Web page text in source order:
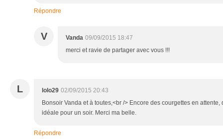
Répondre
V Vanda 09/09/2015 18:47
merci et ravie de partager avec vous !!!
L lolo29 02/09/2015 20:43
Bonsoir Vanda et à toutes,<br /> Encore des courgettes en
idéale pour un soir. Merci ma belle.
Répondre